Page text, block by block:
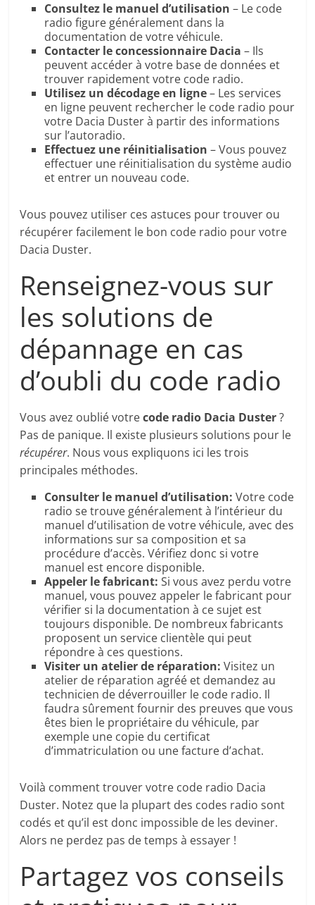
Consultez le manuel d’utilisation – Le code
radio figure généralement dans la
documentation de votre véhicule.
Contacter le concessionnaire Dacia – Ils
peuvent accéder à votre base de données et
trouver rapidement votre code radio.
Utilisez un décodage en ligne– Les services
en ligne peuvent rechercher le code radio pour
votre Dacia Duster à partir des informations
sur l’autoradio.
Effectuez une réinitialisation – Vous pouvez
effectuer une réinitialisation du système audio
et entrer un nouveau code.
Vous pouvez utiliser ces astuces pour trouver ou
récupérer facilement le bon code radio pour votre
Dacia Duster.
Renseignez-vous sur
les solutions de
dépannage en cas
d’oubli du code radio
Vous avez oublié votrecode radio Dacia Duster?
Pas de panique. Il existe plusieurs solutions pour le
récupérer. Nous vous expliquons ici les trois
principales méthodes.
Consulter le manuel d’utilisation: Votre code
radio se trouve généralement à l’intérieur du
manuel d’utilisation de votre véhicule, avec des
informations sur sa composition et sa
procédure d’accès. Vérifiez donc si votre
manuel est encore disponible.
Appeler le fabricant: Si vous avez perdu votre
manuel, vous pouvez appeler le fabricant pour
vérifier si la documentation à ce sujet est
toujours disponible. De nombreux fabricants
proposent un service clientèle qui peut
répondre à ces questions.
Visiter un atelier de réparation: Visitez un
atelier de réparation agréé et demandez au
technicien de déverrouiller le code radio. Il
faudra sûrement fournir des preuves que vous
êtes bien le propriétaire du véhicule, par
exemple une copie du certificat
d’immatriculation ou une facture d’achat.
Voilà comment trouver votre code radio Dacia
Duster. Notez que la plupart des codes radio sont
codés et qu’il est donc impossible de les deviner.
Alors ne perdez pas de temps à essayer !
Partagez vos conseils